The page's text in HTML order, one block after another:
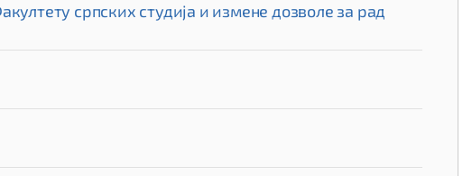
српских студија и измене дозволе за рад